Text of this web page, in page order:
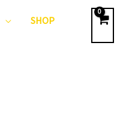
SHOP